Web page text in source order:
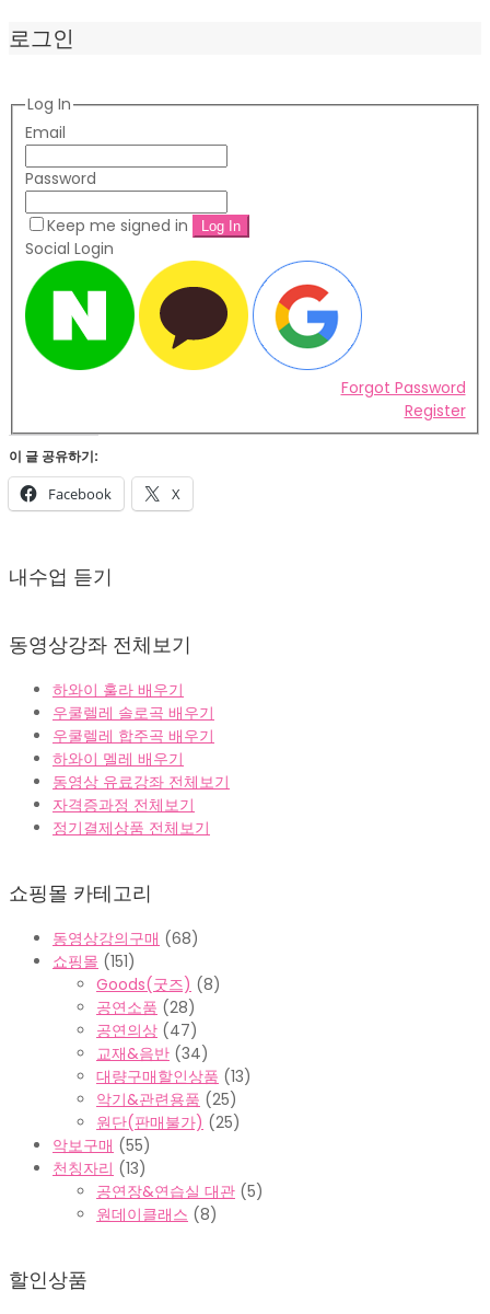
로그인
Log In
Email
Password
Keep me signed in
Social Login
Forgot Password
Register
이 글 공유하기:
Facebook X
02-
내수업 듣기
동영상강좌 전체보기
하와이 훌라 배우기
우쿨렐레 솔로곡 배우기
우쿨렐레 합주곡 배우기
하와이 멜레 배우기
동영상 유료강좌 전체보기
자격증과정 전체보기
정기결제상품 전체보기
쇼핑몰 카테고리
동영상강의구매 (68)
쇼핑몰 (151)
Goods(굿즈) (8)
공연소품 (28)
공연의상 (47)
교재&음반 (34)
대량구매할인상품 (13)
악기&관련용품 (25)
원단(판매불가) (25)
악보구매 (55)
천칭자리 (13)
공연장&연습실 대관 (5)
원데이클래스 (8)
할인상품